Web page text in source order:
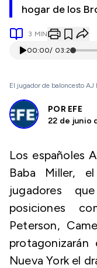
hogar de los
3 MIN
00:00/ 03:21
El jugador de baloncesto AJ
POR EFE
22 de junio
Los españoles
Baba Miller,
jugadores
posiciones
Peterson,
Nueva York el